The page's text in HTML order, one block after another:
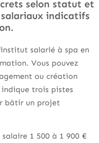
selon statut et
indicatifs
salarié à spa en
Vous pouvez
ou création
indique trois pistes
bâtir un projet
1 500 à 1 900 €